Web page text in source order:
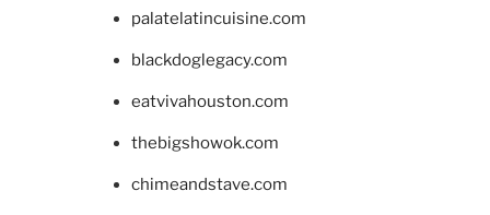
palatelatincuisine.com
blackdoglegacy.com
eatvivahouston.com
thebigshowok.com
chimeandstave.com